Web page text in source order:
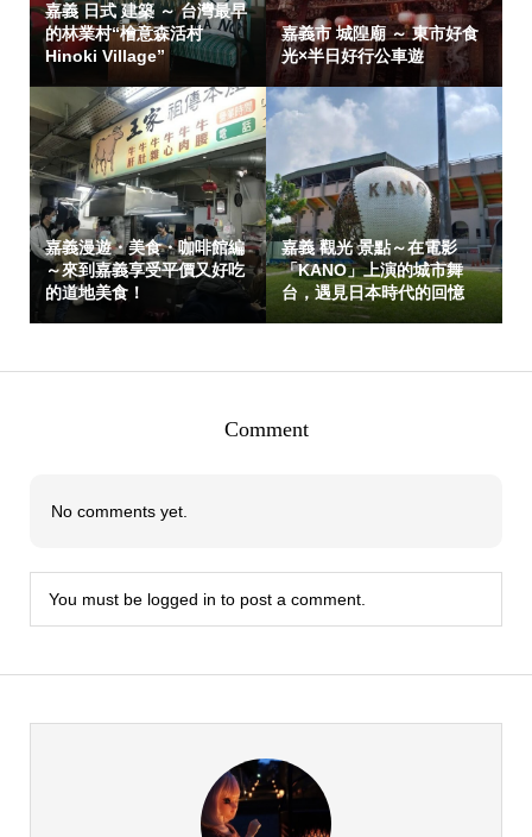
嘉義 日式 建築 ～ 台灣最早
的林業村“檜意森活村
Hinoki Village”
嘉義市 城隍廟 ～ 東市好食
光×半日好行公車遊
嘉義漫遊・美食・咖啡館編
～來到嘉義享受平價又好吃
的道地美食！
嘉義 觀光 景點～在電影
「KANO」上演的城市舞
台，遇見日本時代的回憶
Comment
No comments yet.
You must be logged in to post a comment.